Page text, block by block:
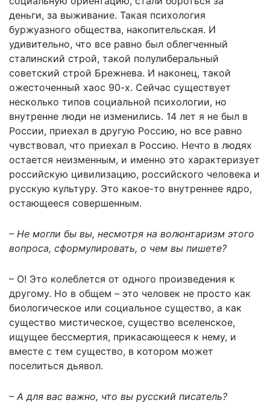
деньги, за выживание. Такая психология
буржуазного общества, накопительская. И
удивительно, что все равно был облегченный
сталинский строй, такой полулиберальный
советский строй Брежнева. И наконец, такой
ожесточенный хаос 90-х. Сейчас существует
несколько типов социальной психологии, но
внутренне люди не изменились. 14 лет я не был в
России, приехал в другую Россию, но все равно
чувствовал, что приехал в Россию. Нечто в людях
остается неизменным, и именно это характеризует
российскую цивилизацию, российского человека и
русскую культуру. Это какое-то внутреннее ядро,
остающееся совершенным.
– Не могли бы вы, несмотря на волюнтаризм этого
вопроса, сформулировать, о чем вы пишете?
– О! Это колеблется от одного произведения к
другому. Но в общем – это человек не просто как
биологическое или социальное существо, а как
существо мистическое, существо вселенское,
ищущее бессмертия, прикасающееся к нему, и
вместе с тем существо, в котором может
поселиться дьявол.
– А для вас важно, что вы русский писатель?